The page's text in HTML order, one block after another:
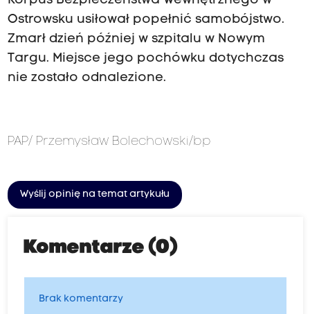
Ostrowsku usiłował popełnić samobójstwo.
Zmarł dzień później w szpitalu w Nowym
Targu. Miejsce jego pochówku dotychczas
nie zostało odnalezione.
PAP/ Przemysław Bolechowski/bp
Wyślij opinię na temat artykułu
Komentarze (0)
Brak komentarzy